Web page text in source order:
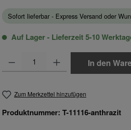
Sofort lieferbar - Express Versand oder
Auf Lager - Lieferzeit 5-10
Produkt Anzahl: Gib den gewünschten
Zum Merkzettel hinzufügen
Produktnummer: T-11116-anthrazit